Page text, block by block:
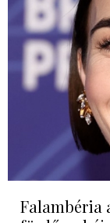
Falambéria